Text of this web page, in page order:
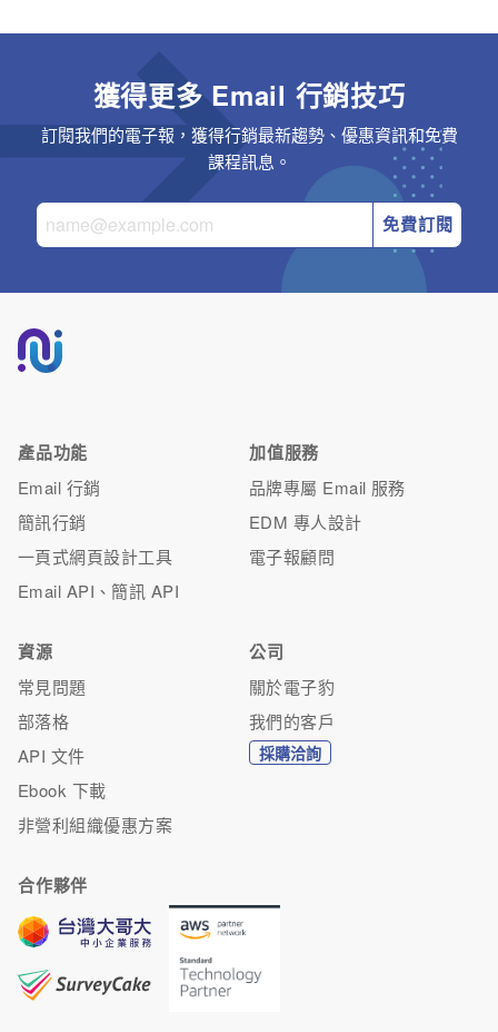
獲得更多 Email 行銷技巧
訂閱我們的電子報，獲得行銷最新趨勢、優惠資訊和免費
課程訊息。
免費訂閱
產品功能
Email 行銷
簡訊行銷
一頁式網頁設計工具
Email API、簡訊 API
加值服務
品牌專屬 Email 服務
EDM 專人設計
電子報顧問
資源
常見問題
部落格
API 文件
Ebook 下載
非營利組織優惠方案
公司
關於電子豹
我們的客戶
採購洽詢
合作夥伴